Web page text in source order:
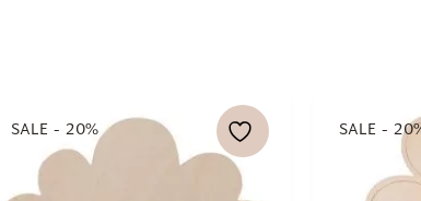
SALE - 20% SALE -